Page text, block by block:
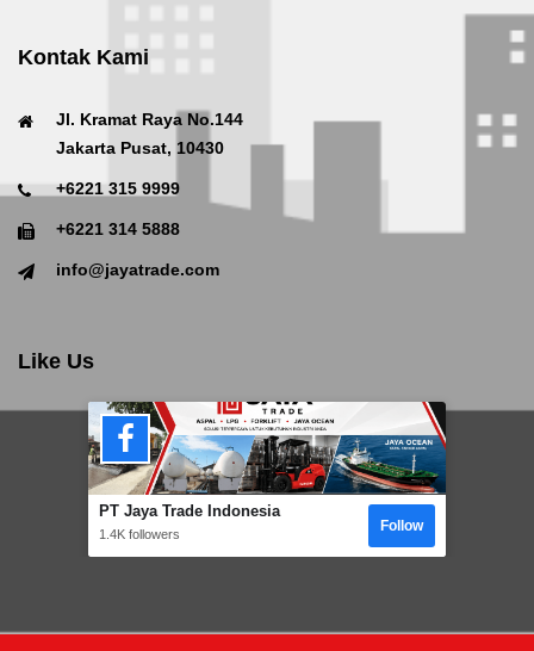
Kontak Kami
Jl. Kramat Raya No.144
Jakarta Pusat, 10430
+6221 315 9999
+6221 314 5888
info@jayatrade.com
Like Us
PT Jaya Trade Indonesia
1.4K followers Follow